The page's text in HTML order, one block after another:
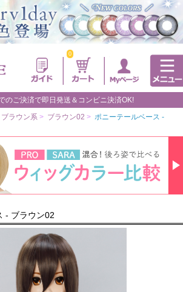
0
のご決済で即日発送＆コンビニ決済OK!
ブラウン系 > ブラウン02 > ポニーテールベース -
- ブラウン02